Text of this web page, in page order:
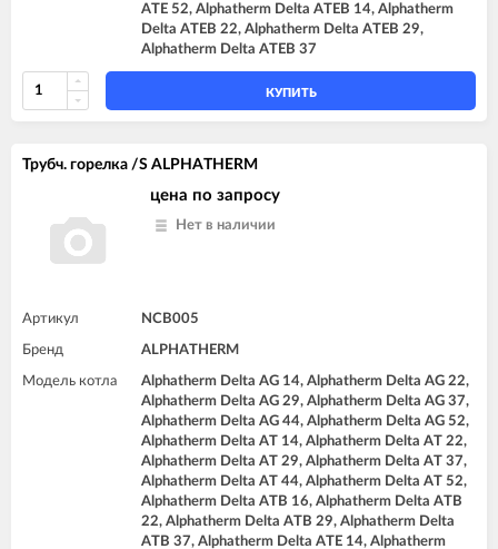
ATE 52, Alphatherm Delta ATEB 14, Alphatherm
Delta ATEB 22, Alphatherm Delta ATEB 29,
Alphatherm Delta ATEB 37
КУПИТЬ
Трубч. горелка /S ALPHATHERM
цена по запросу
Нет в наличии
Артикул NCB005
Бренд ALPHATHERM
Модель котла
Alphatherm Delta AG 14, Alphatherm Delta AG 22,
Alphatherm Delta AG 29, Alphatherm Delta AG 37,
Alphatherm Delta AG 44, Alphatherm Delta AG 52,
Alphatherm Delta AT 14, Alphatherm Delta AT 22,
Alphatherm Delta AT 29, Alphatherm Delta AT 37,
Alphatherm Delta AT 44, Alphatherm Delta AT 52,
Alphatherm Delta ATB 16, Alphatherm Delta ATB
22, Alphatherm Delta ATB 29, Alphatherm Delta
ATB 37, Alphatherm Delta ATE 14, Alphatherm